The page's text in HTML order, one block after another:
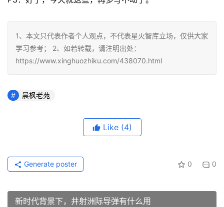
1、本文只代表作者个人观点，不代表星火智库立场，仅供大家
学习参考； 2、如若转载，请注明出处：
https://www.xinghuozhiku.com/438070.html
晨枫老苑
Like (4)
0 0
Generate poster
新时代背景下，井射洲际导弹有什么用